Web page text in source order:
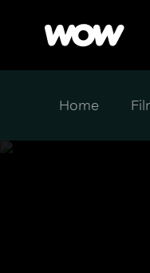
Home